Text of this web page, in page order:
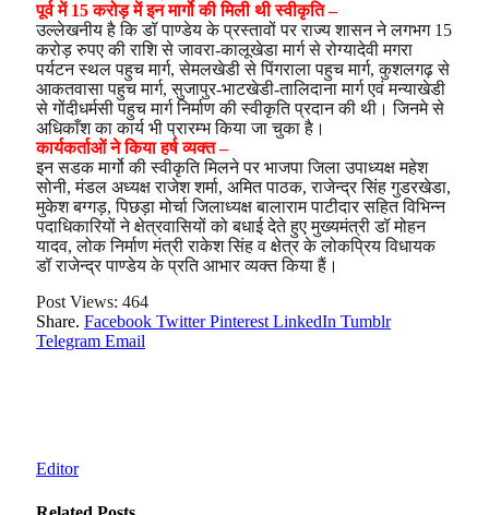
पूर्व में 15 करोड़ में इन मार्गो की मिली थी स्वीकृति –
उल्लेखनीय है कि डॉ पाण्डेय के प्रस्तावों पर राज्य शासन ने लगभग 15
करोड़ रुपए की राशि से जावरा-कालूखेडा मार्ग से रोग्यादेवी मगरा
पर्यटन स्थल पहुच मार्ग, सेमलखेडी से पिंगराला पहुच मार्ग, कुशलगढ़ से
आकतवासा पहुच मार्ग, सुजापुर-भाटखेडी-तालिदाना मार्ग एवं मन्याखेडी
से गोंदीधर्मसी पहुच मार्ग निर्माण की स्वीकृति प्रदान की थी। जिनमे से
अधिकाँश का कार्य भी प्रारम्भ किया जा चुका है।
कार्यकर्ताओं ने किया हर्ष व्यक्त –
इन सडक मार्गो की स्वीकृति मिलने पर भाजपा जिला उपाध्यक्ष महेश
सोनी, मंडल अध्यक्ष राजेश शर्मा, अमित पाठक, राजेन्द्र सिंह गुडरखेडा,
मुकेश बग्गड़, पिछड़ा मोर्चा जिलाध्यक्ष बालाराम पाटीदार सहित विभिन्न
पदाधिकारियों ने क्षेत्रवासियों को बधाई देते हुए मुख्यमंत्री डॉ मोहन
यादव, लोक निर्माण मंत्री राकेश सिंह व क्षेत्र के लोकप्रिय विधायक
डॉ राजेन्द्र पाण्डेय के प्रति आभार व्यक्त किया हैं।
Post Views: 464
Share. Facebook Twitter Pinterest LinkedIn Tumblr
Telegram Email
Editor